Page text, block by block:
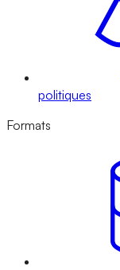
politiques
Formats